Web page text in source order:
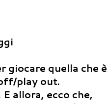
giocare quella che è
play out.
allora, ecco che,